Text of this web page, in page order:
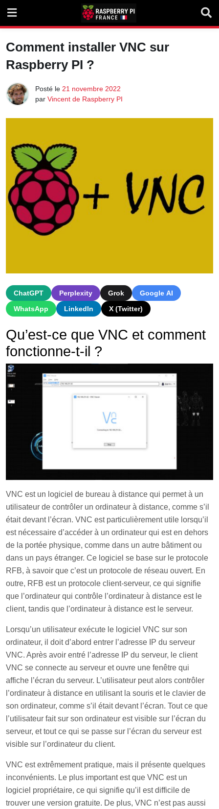
content
Comment installer VNC sur
Raspberry PI ?
Posté le 21 novembre 2022
par Vincent de Raspberry PI
ChatGPT Perplexity Grok
Google AI
WhatsApp
LinkedIn X (Twitter)
Qu’est-ce que VNC et comment
fonctionne-t-il ?
VNC est un logiciel de bureau à distance qui permet à un
utilisateur de contrôler un ordinateur à distance, comme s’il
était devant l’écran. VNC est particulièrement utile lorsqu’il
est nécessaire d’accéder à un ordinateur qui est en dehors
de la portée physique, comme dans un autre bâtiment ou
dans un pays étranger. Ce logiciel se base sur le protocole
RFB, à savoir que c’est un protocole de réseau ouvert. En
outre, RFB est un protocole client-serveur, ce qui signifie
que l’ordinateur qui contrôle l’ordinateur à distance est le
client, tandis que l’ordinateur à distance est le serveur.
Lorsqu’un utilisateur exécute le logiciel VNC sur son
ordinateur, il doit d’abord entrer l’adresse IP du serveur
VNC. Après avoir entré l’adresse IP du serveur, le client
VNC se connecte au serveur et ouvre une fenêtre qui
affiche l’écran du serveur. L’utilisateur peut alors contrôler
l’ordinateur à distance en utilisant la souris et le clavier de
son ordinateur, comme s’il était devant l’écran. Tout ce que
l’utilisateur fait sur son ordinateur est visible sur l’écran du
serveur, et tout ce qui se passe sur l’écran du serveur est
visible sur l’ordinateur du client.
VNC est extrêmement pratique, mais il présente quelques
inconvénients. Le plus important est que VNC est un
logiciel propriétaire, ce qui signifie qu’il est difficile de
trouver une version gratuite. De plus, VNC n’est pas aussi